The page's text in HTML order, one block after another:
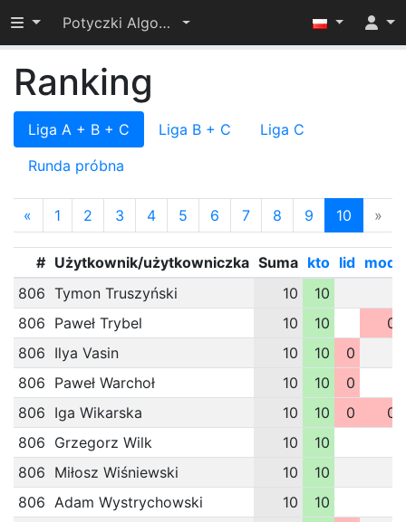
Przełącz widoczność menu
Potyczki Algorytmiczne 2024
Ranking
Liga A + B + C Liga B + C
Liga C
Runda próbna
« 1 2 3 4 5 6 7 8 9 10 »
# Użytkownik/użytkowniczka Suma kto lid mod
806 Tymon Truszyński 10
10
806 Paweł Trybel 10 10
0
806 Ilya Vasin 10 10
0
806 Paweł Warchoł 10 10
0
806 Iga Wikarska 10 10 0
0
806 Grzegorz Wilk 10
10
806 Miłosz Wiśniewski 10
10
806 Adam Wystrychowski 10
10